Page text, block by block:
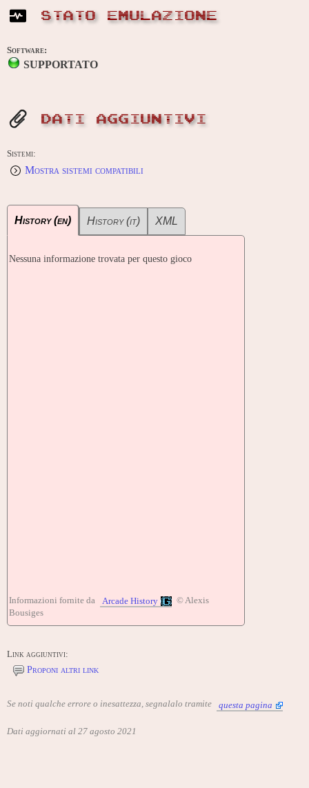
STATO EMULAZIONE
Software:
SUPPORTATO
DATI AGGIUNTIVI
Sistemi:
Mostra sistemi compatibili
History (en) History (it) XML
Nessuna informazione trovata per questo gioco
Informazioni fornite da Arcade History
© Alexis
Bousiges
Link aggiuntivi:
Proponi altri link
Se noti qualche errore o inesattezza, segnalalo tramite questa pagina
Dati aggiornati al 27 agosto 2021